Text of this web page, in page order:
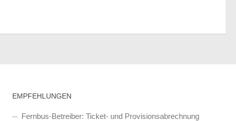
EMPFEHLUNGEN
Fernbus-Betreiber: Ticket- und Provisionsabrechnung